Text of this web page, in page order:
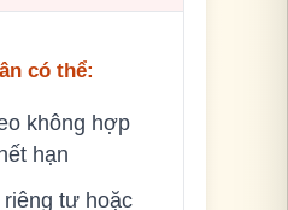
có thể:
không hợp
hạn
tư hoặc